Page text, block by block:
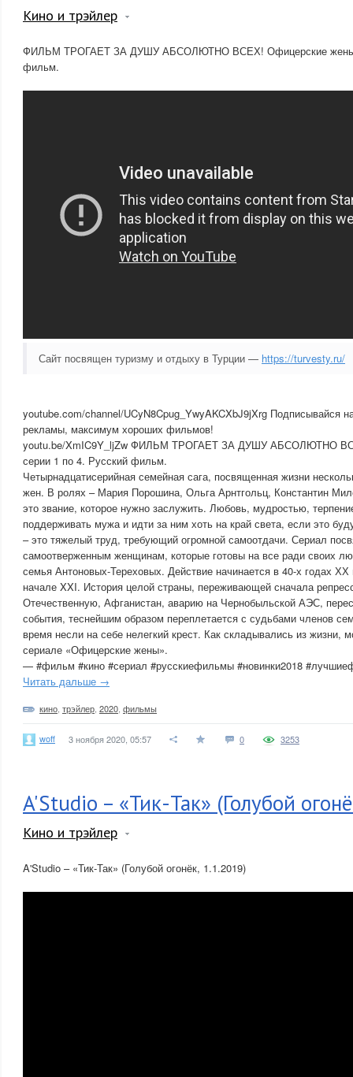
Кино и трэйлер
ФИЛЬМ ТРОГАЕТ ЗА ДУШУ АБСОЛЮТНО ВСЕХ! Офицерские жены!
фильм.
Сайт посвящен туризму и отдыху в Турции — https://turvesty.ru/
youtube.com/channel/UCyN8Cpug_YwyAKCXbJ9jXrg
рекламы, максимум хороших фильмов!
youtu.be/XmIC9Y_ljZw ФИЛЬМ ТРОГАЕТ ЗА ДУШУ АБСОЛЮТНО
серии 1 по 4. Русский фильм.
Четырнадцатисерийная семейная сага, посвященная жизни
жен. В ролях – Мария Порошина, Ольга Арнтгольц, Константин
это звание, которое нужно заслужить. Любовь, мудростью,
поддерживать мужа и идти за ним хоть на край света, если это
– это тяжелый труд, требующий огромной самоотдачи. Сериал
самоотверженным женщинам, которые готовы на все ради своих
семья Антоновых-Тереховых. Действие начинается в 40-х годах ХХ
начале XXI. История целой страны, переживающей сначала
Отечественную, Афганистан, аварию на Чернобыльской АЭС,
события, теснейшим образом переплетается с судьбами членов
время несли на себе нелегкий крест. Как складывались из жизни,
сериале «Офицерские жены».
— #фильм #кино #сериал #русскиефильмы #новинки2018
Читать дальше →
кино трэйлер 2020 фильмы
woff 3 ноября 2020, 05:57 0 3253
A'Studio – «Тик-Так» (Голубой
Кино и трэйлер
A'Studio – «Тик-Так» (Голубой огонёк, 1.1.2019)